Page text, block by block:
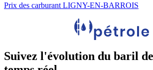
Prix des carburant LIGNY-EN-BARROIS
Suivez l'évolution du baril